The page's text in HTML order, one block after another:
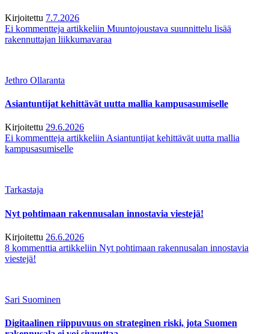
Kirjoitettu 7.7.2026
Ei kommentteja artikkeliin Muuntojoustava suunnittelu lisää
rakennuttajan liikkumavaraa
Jethro Ollaranta
Asiantuntijat kehittävät uutta mallia kampusasumiselle
Kirjoitettu 29.6.2026
Ei kommentteja artikkeliin Asiantuntijat kehittävät uutta mallia
kampusasumiselle
Tarkastaja
Nyt pohtimaan rakennusalan innostavia viestejä!
Kirjoitettu 26.6.2026
8 kommenttia artikkeliin Nyt pohtimaan rakennusalan innostavia
viestejä!
Sari Suominen
Digitaalinen riippuvuus on strateginen riski, jota Suomen